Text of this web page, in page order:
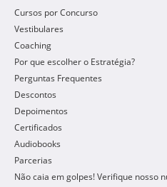
Cursos por Concurso
Vestibulares
Coaching
Por que escolher o Estratégia?
Perguntas Frequentes
Descontos
Depoimentos
Certificados
Audiobooks
Parcerias
Não caia em golpes! Verifique nosso